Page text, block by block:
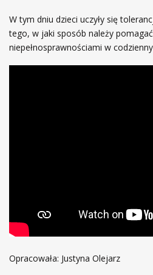
W tym dniu dzieci uczyły się
tego, w jaki sposób należy
niepełnosprawnościami w
Opracowała: Justyna Olejarz